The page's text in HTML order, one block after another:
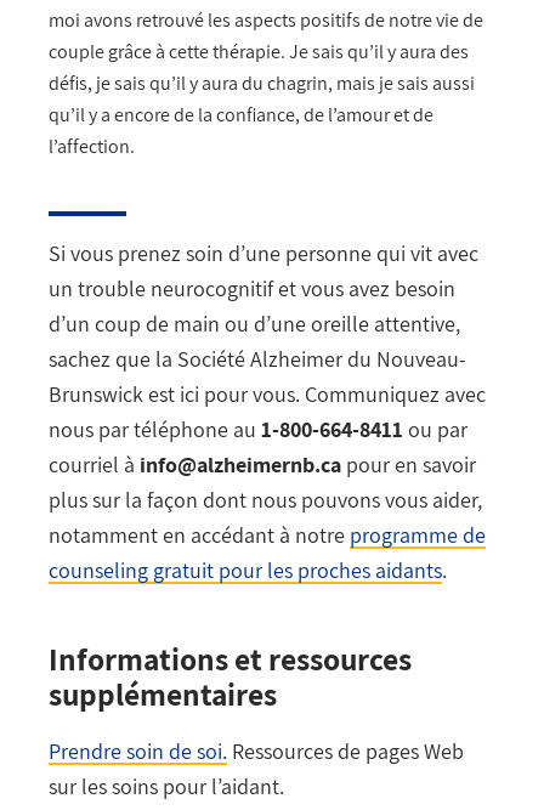
moi avons retrouvé les aspects positifs de notre vie de
couple grâce à cette thérapie. Je sais qu’il y aura des
défis, je sais qu’il y aura du chagrin, mais je sais aussi
qu’il y a encore de la confiance, de l’amour et de
l’affection.
Si vous prenez soin d’une personne qui vit avec
un trouble neurocognitif et vous avez besoin
d’un coup de main ou d’une oreille attentive,
sachez que la Société Alzheimer du Nouveau-
Brunswick est ici pour vous. Communiquez avec
nous par téléphone au 1-800-664-8411 ou par
courriel à info@alzheimernb.ca pour en savoir
plus sur la façon dont nous pouvons vous aider,
notamment en accédant à notre programme de
counseling gratuit pour les proches aidants.
Informations et ressources
supplémentaires
Prendre soin de soi. Ressources de pages Web
sur les soins pour l’aidant.